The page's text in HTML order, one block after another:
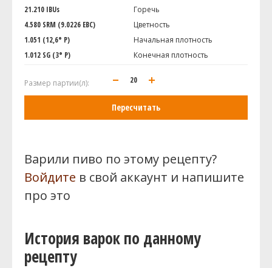
21.210 IBUs
Горечь
4.580 SRM (9.0226 EBC)
Цветность
1.051 (12,6° P)
Начальная плотность
1.012 SG (3° P)
Конечная плотность
Размер партии(л):
Пересчитать
Варили пиво по этому рецепту?
Войдите в свой аккаунт и напишите
про это
История варок по данному
рецепту